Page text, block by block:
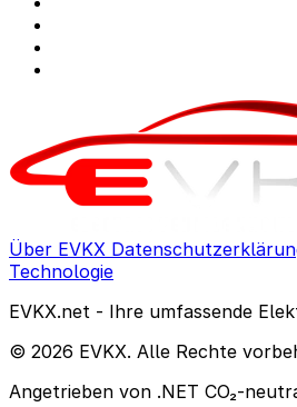
Über EVKX
Technologie
EVKX.net - Ihre umfassende
© 2026 EVKX. Alle Rechte
Angetrieben von .NET CO₂-